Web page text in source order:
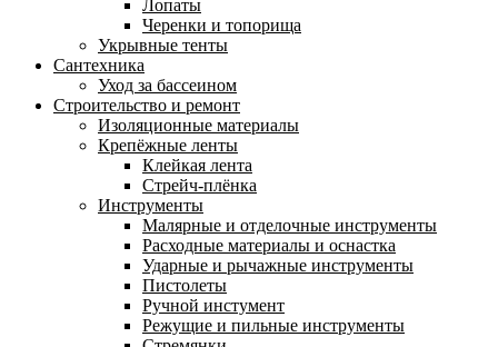
Лопаты
Черенки и топорища
Укрывные тенты
Сантехника
Уход за бассеином
Строительство и ремонт
Изоляционные материалы
Крепёжные ленты
Клейкая лента
Стрейч-плёнка
Инструменты
Малярные и отделочные инструменты
Расходные материалы и оснастка
Ударные и рычажные инструменты
Пистолеты
Ручной инстумент
Режущие и пильные инструменты